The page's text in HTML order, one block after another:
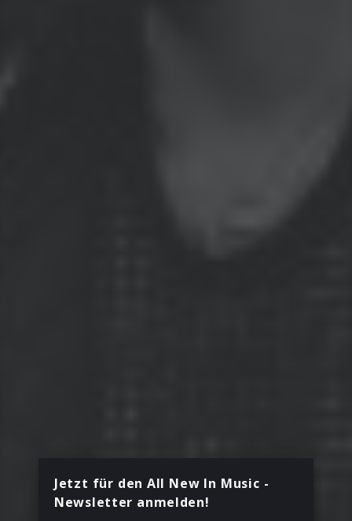
Jetzt für den All New In Music -
Newsletter anmelden!